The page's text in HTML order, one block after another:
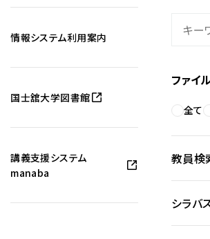
ファイ
全て
教員検
シラバ
情報システム利用案内
国士舘大学図書館
講義支援システム
manaba